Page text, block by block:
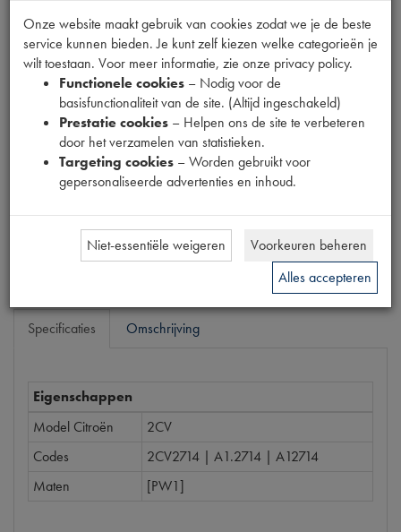
NAAF EN LAGER
DE/MONTAGETOOL
Productnummer
1867005
Prijs
52,39
Specificaties Omschrijving
Eigenschappen
Model Citroën
2CV
Codes
2CV2714 | A1.2714 | A12714
Maten
[PW1]
Onze website maakt gebruik van cookies zodat we je de beste
service kunnen bieden. Je kunt zelf kiezen welke categorieën je
wilt toestaan. Voor meer informatie, zie onze privacy policy.
Functionele cookies – Nodig voor de
basisfunctionaliteit van de site. (Altijd ingeschakeld)
Prestatie cookies – Helpen ons de site te verbeteren
door het verzamelen van statistieken.
Targeting cookies – Worden gebruikt voor
gepersonaliseerde advertenties en inhoud.
Niet-essentiële weigeren
Voorkeuren beheren
Alles accepteren